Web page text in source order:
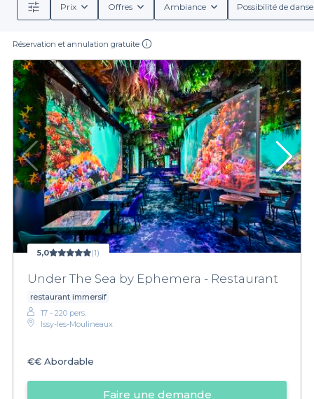
en famille ou entre amis, réservez un restaurant de groupe qui
vous convient à Vanves pour votre événement. Tout savoir sur la
Prix Offres Ambiance Possibilité de
Réservation et annulation gratuite
5,0 (1)
Under The Sea by Ephemera - Restaurant
restaurant immersif
17 - 220 pers.
Issy-les-Moulineaux
€€ Abordable
Faire une demande